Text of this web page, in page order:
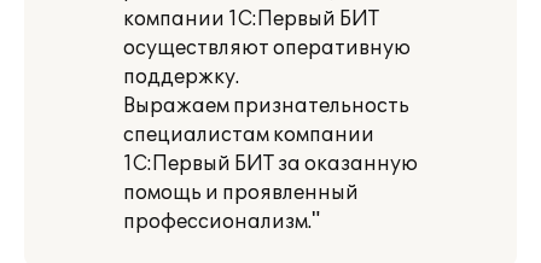
компании 1С:Первый БИТ
осуществляют оперативную
поддержку.
Выражаем признательность
специалистам компании
1С:Первый БИТ за оказанную
помощь и проявленный
профессионализм."